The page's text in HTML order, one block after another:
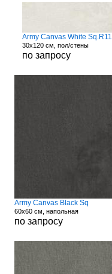
Army Canvas White Sq.R11
30x120 см, пол/стены
по запросу
Army Canvas Black Sq
60x60 см, напольная
по запросу